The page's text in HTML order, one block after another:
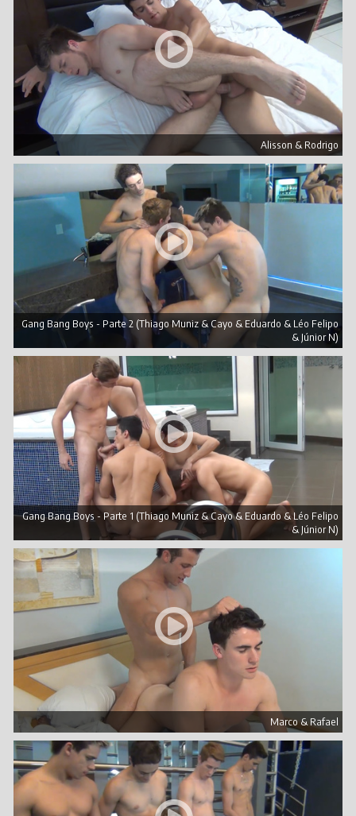
Alisson & Rodrigo
Gang Bang Boys - Parte 2 (Thiago Muniz & Cayo & Eduardo & Léo Felipo
& Júnior N)
Gang Bang Boys - Parte 1 (Thiago Muniz & Cayo & Eduardo & Léo Felipo
& Júnior N)
Marco & Rafael